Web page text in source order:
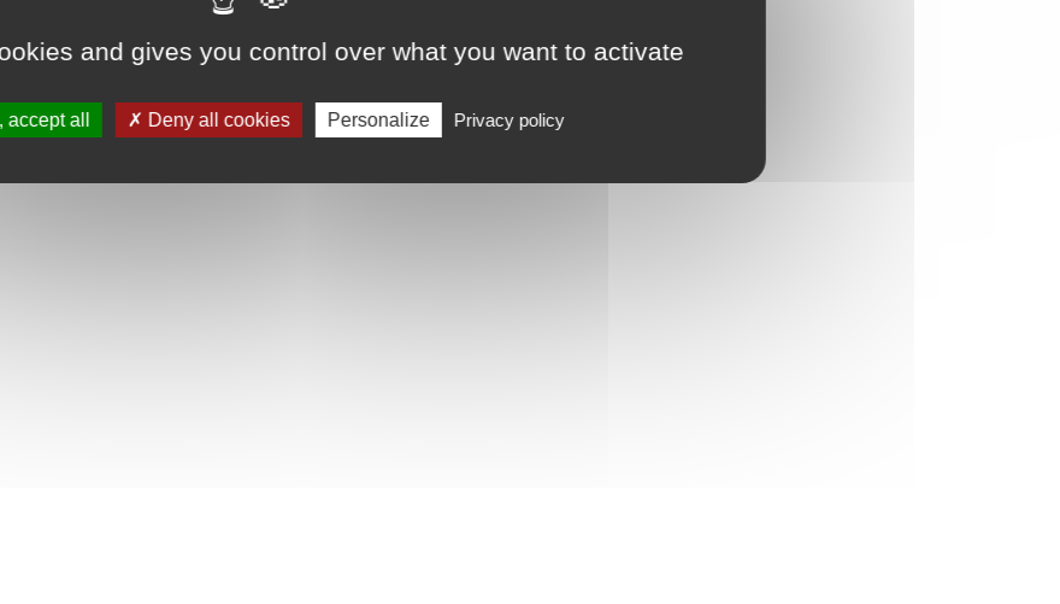
and gives you control over what you want to activate
accept all Deny all cookies Personalize Privacy policy